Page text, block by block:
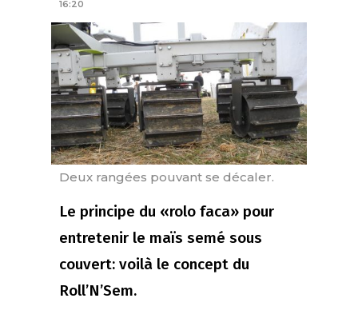
16:20
Deux rangées pouvant se décaler.
Le principe du «rolo faca» pour
entretenir le maïs semé sous
couvert: voilà le concept du
Roll’N’Sem.